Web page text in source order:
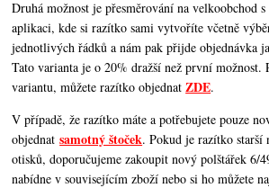
Druhá možnost je přesměrování na velkoobchod
aplikaci, kde si razítko sami vytvoříte včetně
jednotlivých řádků a nám pak přijde objednávka
Tato varianta je o 20% dražší než první možnost.
variantu, můžete razítko objednatZDE.
V případě, že razítko máte a potřebujete pouze
objednatsamotný štoček. Pokud je razítko starší
otisků, doporučujeme zakoupit nový polštářek 6/
nabídne v souvisejícím zboží nebo si ho můžete